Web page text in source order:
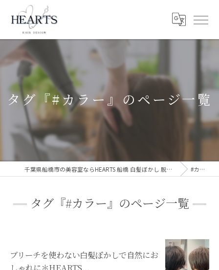
タグ『#カラー』のページ一覧
千葉県船橋市の美容室ならHEARTS 船橋 白髪ぼかし 脱白髪染め #カラー
タグ『#カラー』のページ一覧
ブリーチを使わない白髪ぼかしで自然にお
しゃれに＊HEARTS...